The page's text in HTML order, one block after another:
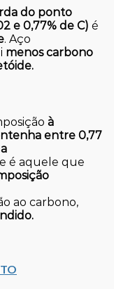
do ponto
e 0,77% de C) é
. Aço
menos carbono
à
entre 0,77
é aquele que
ao carbono,